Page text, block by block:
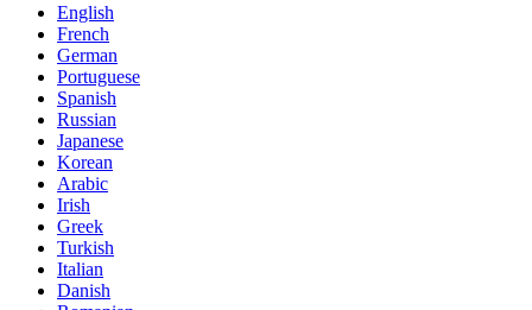
English
French
German
Portuguese
Spanish
Russian
Japanese
Korean
Arabic
Irish
Greek
Turkish
Italian
Danish